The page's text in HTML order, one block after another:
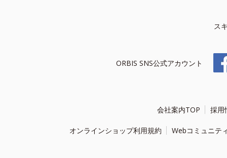
ス
ORBIS SNS公式アカウント
会社案内TOP 採用
オンラインショップ利用規約 Webコミュニテ